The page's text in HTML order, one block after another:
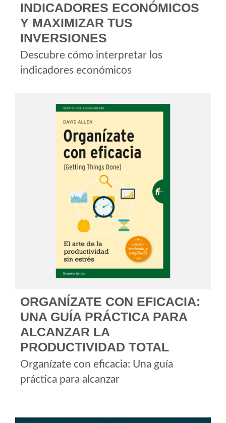
INDICADORES ECONÓMICOS
Y MAXIMIZAR TUS
INVERSIONES
Descubre cómo interpretar los
indicadores económicos
ORGANÍZATE CON EFICACIA:
UNA GUÍA PRÁCTICA PARA
ALCANZAR LA
PRODUCTIVIDAD TOTAL
Organízate con eficacia: Una guía
práctica para alcanzar